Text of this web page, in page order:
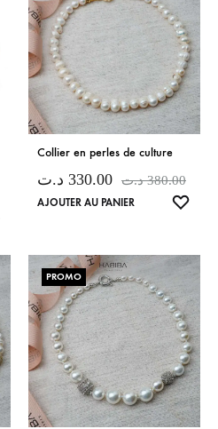
SOUHAITS
Collier en perles de culture
330.00 د.ت 380.00 د.ت
AJOUTER AU PANIER
PROMO